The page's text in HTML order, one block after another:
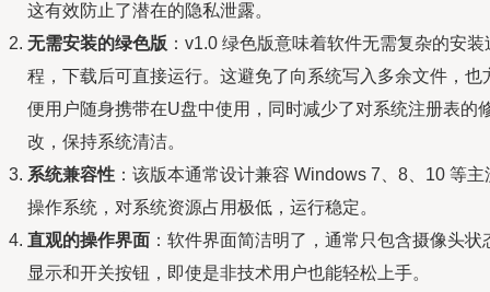
这有效防止了潜在的隐私泄露。
无需安装的绿色版 ：v1.0 绿色版意味着软件无需复杂的安装
程，下载后可直接运行。这避免了向系统写入多余文件，也
便用户随身携带在U盘中使用，同时减少了对系统注册表的
改，保持系统清洁。
系统兼容性 ：该版本通常设计兼容 Windows 7、8、10 等主
操作系统，对系统资源占用极低，运行稳定。
直观的操作界面 ：软件界面简洁明了，通常只包含摄像头状
显示和开关按钮，即使是非技术用户也能轻松上手。